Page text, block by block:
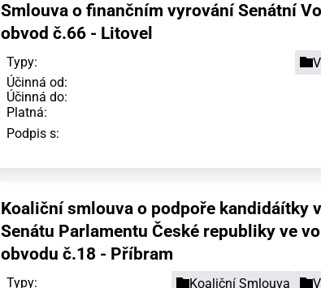
Smlouva o finančním vyrování Senátní
obvod č.66 - Litovel
Typy:
Účinná od:
Účinná do:
Platná:
Podpis s:
Koaliční smlouva o podpoře kandidáítky
Senátu Parlamentu České republiky ve
obvodu č.18 - Příbram
Typy: Koaliční Smlouva